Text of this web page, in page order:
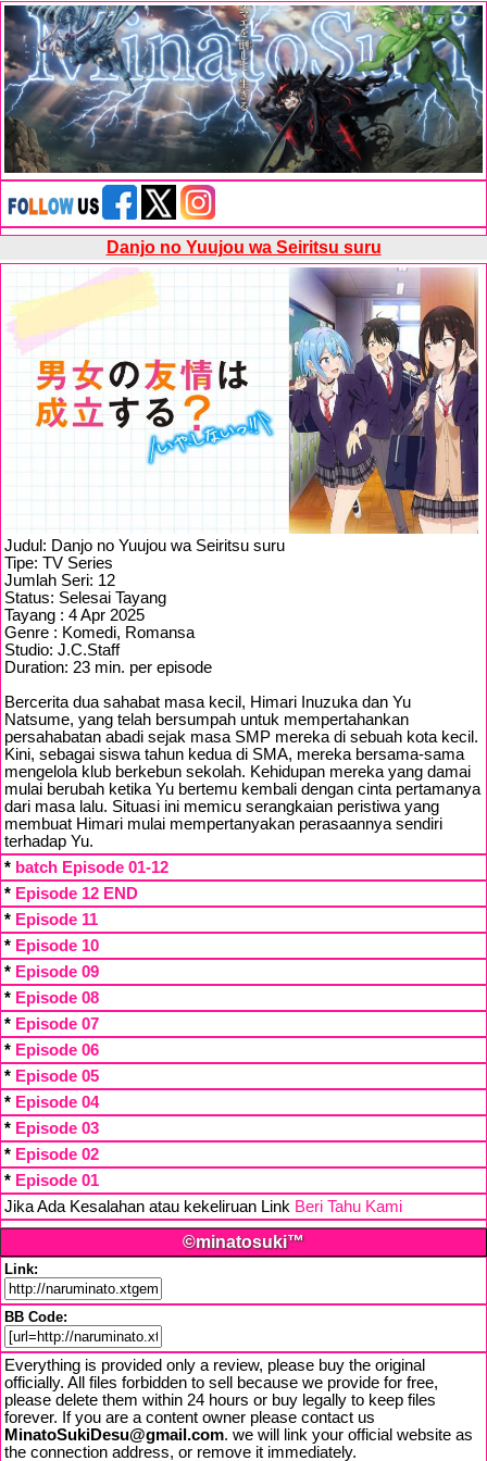
Danjo no Yuujou wa Seiritsu suru
Judul: Danjo no Yuujou wa Seiritsu suru
Tipe: TV Series
Jumlah Seri: 12
Status: Selesai Tayang
Tayang : 4 Apr 2025
Genre : Komedi, Romansa
Studio: J.C.Staff
Duration: 23 min. per episode
Bercerita dua sahabat masa kecil, Himari Inuzuka dan Yu
Natsume, yang telah bersumpah untuk mempertahankan
persahabatan abadi sejak masa SMP mereka di sebuah kota kecil.
Kini, sebagai siswa tahun kedua di SMA, mereka bersama-sama
mengelola klub berkebun sekolah. Kehidupan mereka yang damai
mulai berubah ketika Yu bertemu kembali dengan cinta pertamanya
dari masa lalu. Situasi ini memicu serangkaian peristiwa yang
membuat Himari mulai mempertanyakan perasaannya sendiri
terhadap Yu.
* batch Episode 01-12
* Episode 12 END
* Episode 11
* Episode 10
* Episode 09
* Episode 08
* Episode 07
* Episode 06
* Episode 05
* Episode 04
* Episode 03
* Episode 02
* Episode 01
Jika Ada Kesalahan atau kekeliruan Link Beri Tahu Kami
©minatosuki™
Link:
BB Code:
Everything is provided only a review, please buy the original
officially. All files forbidden to sell because we provide for free,
please delete them within 24 hours or buy legally to keep files
forever. If you are a content owner please contact us
MinatoSukiDesu@gmail.com. we will link your official website as
the connection address, or remove it immediately.